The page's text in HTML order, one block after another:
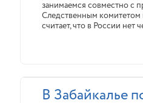
занимаемся совместно с
Следственным
считает, что в России нет
В Забайкалье